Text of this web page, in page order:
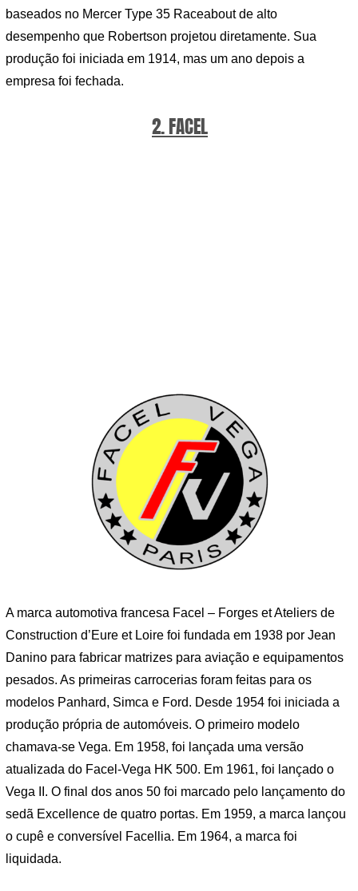
baseados no Mercer Type 35 Raceabout de alto
desempenho que Robertson projetou diretamente. Sua
produção foi iniciada em 1914, mas um ano depois a
empresa foi fechada.
2. FACEL
A marca automotiva francesa Facel – Forges et Ateliers de
Construction d’Eure et Loire foi fundada em 1938 por Jean
Danino para fabricar matrizes para aviação e equipamentos
pesados. As primeiras carrocerias foram feitas para os
modelos Panhard, Simca e Ford. Desde 1954 foi iniciada a
produção própria de automóveis. O primeiro modelo
chamava-se Vega. Em 1958, foi lançada uma versão
atualizada do Facel-Vega HK 500. Em 1961, foi lançado o
Vega II. O final dos anos 50 foi marcado pelo lançamento do
sedã Excellence de quatro portas. Em 1959, a marca lançou
o cupê e conversível Facellia. Em 1964, a marca foi
liquidada.